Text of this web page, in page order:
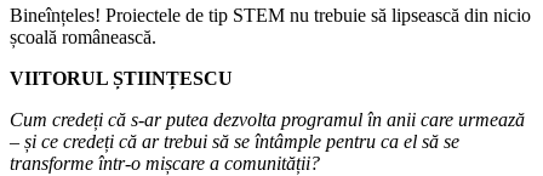
Bineînțeles! Proiectele de tip STEM nu trebuie să lipsească din nicio
școală românească.
VIITORUL ȘTIINȚESCU
Cum credeți că s-ar putea dezvolta programul în anii care urmează
– și ce credeți că ar trebui să se întâmple pentru ca el să se
transforme într-o mișcare a comunității?